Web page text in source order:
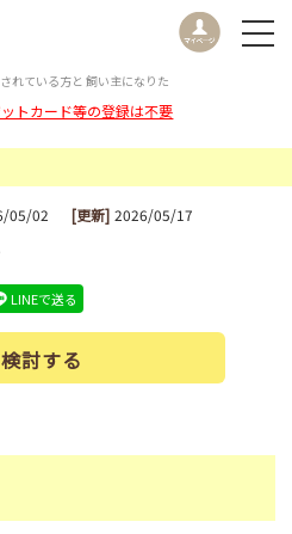
れている方と 飼い主になりた
トカード等の登録は不要
05/02 [更新] 2026/05/17
LINEで送る
検討する